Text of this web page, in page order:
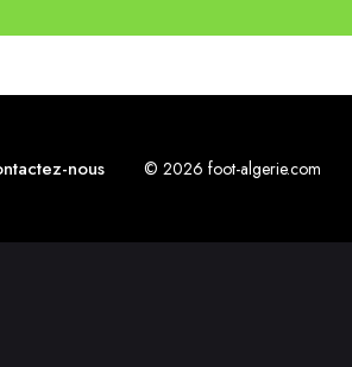
nous © 2026 foot-algerie.com